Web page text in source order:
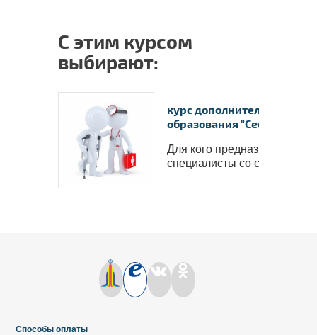
С этим курсом
выбирают:
курс дополнительного
образования
Для кого предназначен курс:
специалисты со средн..
Способы оплаты